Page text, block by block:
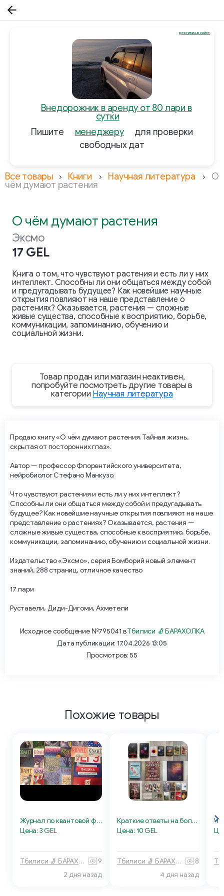
Внедорожник в аренду от 80 лари в
сутки
Пишите
менеджеру
для проверки
свободных дат
реклама на сайте
Все товары Книги Научная литература О
чём думают растения
О чём думают растения
Эксмо
17 GEL
Книга о том, что чувствуют растения и есть ли у них
интеллект. Способны ли они общаться между собой
и предугадывать будущее? Как новейшие научные
открытия повлияют на наше представление о
растениях? Оказывается, растения — сложные
живые существа, способные к восприятию, борьбе,
коммуникации, запоминанию, обучению и
социальной жизни.
Товар продан или магазин неактивен,
попробуйте посмотреть другие товары в
категории Научная литература
Продаю книгу «О чём думают растения. Тайная жизнь,
скрытая от посторонних глаз».
Автор — профессор Флорентийского университета,
нейробиолог Стефано Манкузо.
Что чувствуют растения и есть ли у них интеллект?
Способны ли они общаться между собой и предугадывать
будущее? Как новейшие научные открытия повлияют на наше
представление о растениях? Оказывается, растения —
сложные живые существа, способные к восприятию, борьбе,
коммуникации, запоминанию, обучению и социальной жизни.
Издательство «Эксмо», серия Бомборий новый элемент
знаний, 288 страниц, отличное качество
17 лари
Руставели, Диди-Дигоми, Ахметели
Исходное сообщение №795041 вТбилиси 🧦 БАРАХОЛКА
Дата публикации: 17.04.2026 13:05
Просмотров: 55
Похожие товары
Журнал по квантовой физике
Цена: 3 GEL
Тбилиси 🧦 БАРАХОЛКА
9
2 дня назад
Краткие ответы на большие вопросы
Цена: 10 GEL
Тбилиси 🧦 БАРАХОЛКА
8
4 дня назад